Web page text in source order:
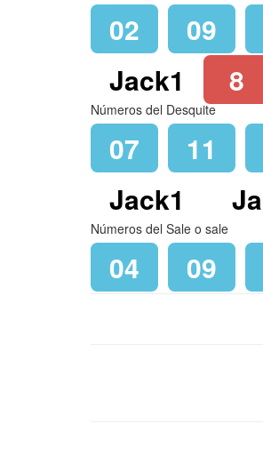
02 09
Jack1
8
Números del Desquite
07 11
Jack1
Números del Sale o sale
04 09